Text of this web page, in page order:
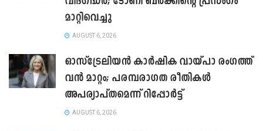
മാറ്റിവെച്ചു
AUGUST 6, 2026
ഓസ്‌ട്രേലിയൻ കാർഷിക വായ്പാ രംഗത്ത്
വൻ മാറ്റം; പരമ്പരാഗത രീതികൾ
അപര്യാപ്തമെന്ന് റിപ്പോർട്ട്
AUGUST 6, 2026